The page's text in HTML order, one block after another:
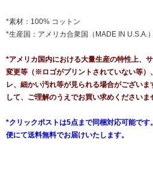
*素材：100% コットン
*生産国：アメリカ合衆国（MADE IN U.S.A.）
*アメリカ国内における大量生産の特性上、
変更等（※ロゴがプリントされていない等）
レ、細かい汚れ等が見られる場合がござい
して、ご理解のうえでお買い求めくださいま
*クリックポストは5点まで同梱対応可能で
便にて送料無料でお届けいたします。